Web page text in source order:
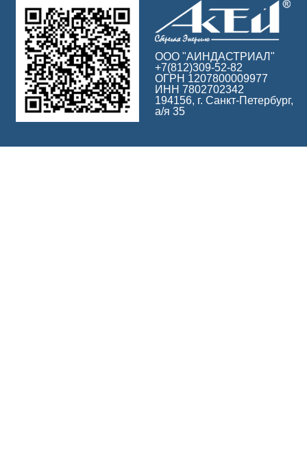
ООО "АИНДАСТРИАЛ"
+7(812)309-52-82
ОГРН 1207800009977
ИНН 7802702342
194156, г. Санкт-Петербург,
а/я 35